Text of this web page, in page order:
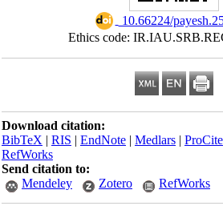
10.66224/
Ethics code:
Download citation:
BibTeX|RIS|EndNote|Medlars|
RefWorks
Send citation to:
Mendeley
Zotero RefWorks